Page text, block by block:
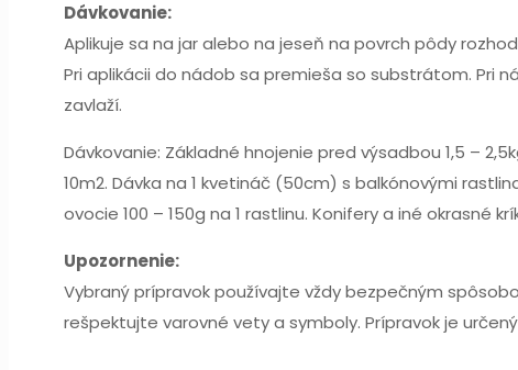
Dávkovanie:
Aplikuje sa na jar alebo na jeseň na povrch pôdy
Pri aplikácii do nádob sa premieša so substrátom. Pri
zavlaží.
Dávkovanie: Základné hnojenie pred výsadbou 1,5 –
10m2. Dávka na 1 kvetináč (50cm) s balkónovými
ovocie 100 – 150g na 1 rastlinu. Konifery a iné okrasné
Upozornenie:
Vybraný prípravok používajte vždy bezpečným
rešpektujte varovné vety a symboly. Prípravok je